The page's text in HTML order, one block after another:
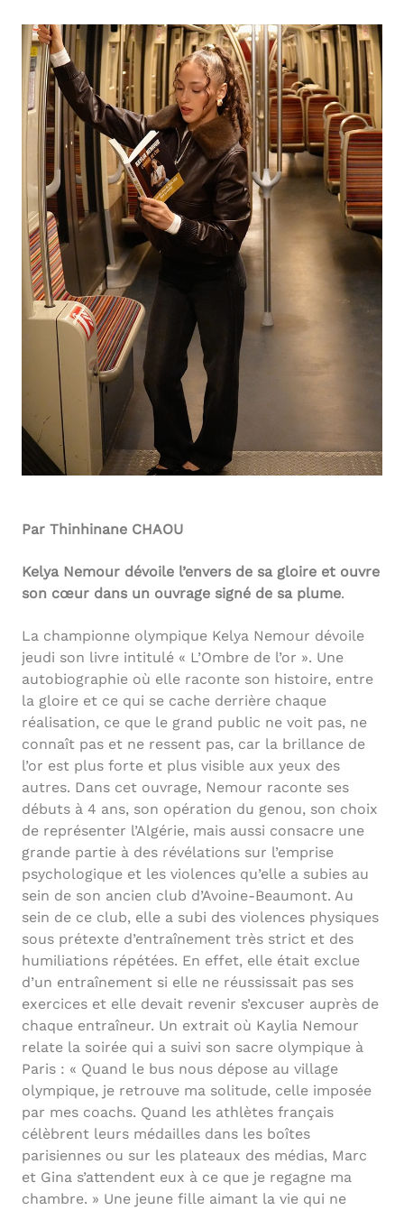
Par Thinhinane CHAOU
Kelya Nemour dévoile l’envers de sa gloire et ouvre
son cœur dans un ouvrage signé de sa plume.
La championne olympique Kelya Nemour dévoile
jeudi son livre intitulé « L’Ombre de l’or ». Une
autobiographie où elle raconte son histoire, entre
la gloire et ce qui se cache derrière chaque
réalisation, ce que le grand public ne voit pas, ne
connaît pas et ne ressent pas, car la brillance de
l’or est plus forte et plus visible aux yeux des
autres. Dans cet ouvrage, Nemour raconte ses
débuts à 4 ans, son opération du genou, son choix
de représenter l’Algérie, mais aussi consacre une
grande partie à des révélations sur l’emprise
psychologique et les violences qu’elle a subies au
sein de son ancien club d’Avoine-Beaumont. Au
sein de ce club, elle a subi des violences physiques
sous prétexte d’entraînement très strict et des
humiliations répétées. En effet, elle était exclue
d’un entraînement si elle ne réussissait pas ses
exercices et elle devait revenir s’excuser auprès de
chaque entraîneur. Un extrait où Kaylia Nemour
relate la soirée qui a suivi son sacre olympique à
Paris : « Quand le bus nous dépose au village
olympique, je retrouve ma solitude, celle imposée
par mes coachs. Quand les athlètes français
célèbrent leurs médailles dans les boîtes
parisiennes ou sur les plateaux des médias, Marc
et Gina s’attendent eux à ce que je regagne ma
chambre. » Une jeune fille aimant la vie qui ne